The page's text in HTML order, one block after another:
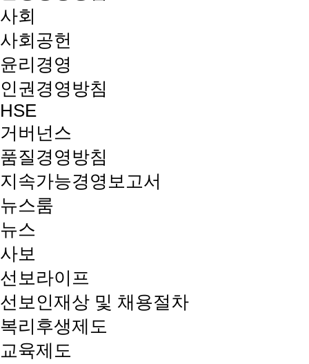
사회
사회공헌
윤리경영
인권경영방침
HSE
거버넌스
품질경영방침
지속가능경영보고서
뉴스룸
뉴스
사보
선보라이프
선보인재상 및 채용절차
복리후생제도
교육제도